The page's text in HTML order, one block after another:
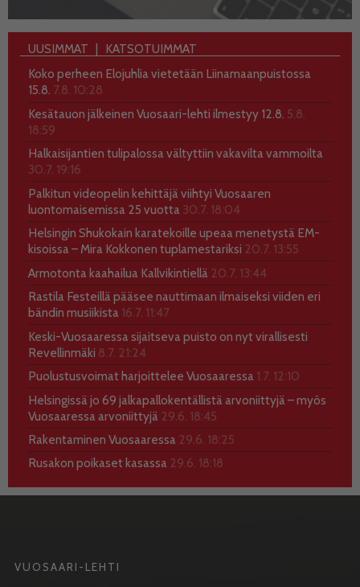
UUSIMMAT
KATSOTUIMMAT
Koko perheen Elojuhlia vietetään Liinamaanpuistossa
15.8. 7.8. 10:28
Kesätauon jälkeinen Vuosaari-lehti ilmestyy 12.8. 5.8.
18:59
Halkaisijantien tulipalossa vältyttiin vakavilta vammoilta
30.7. 19:16
Palkitun videopelin kehittäjä viihtyi Vuosaaren
luontomaisemissa 25 vuotta 30.7. 18:04
Helsingin Shukokain karatekoille upeaa menetystä EM-
kisoissa – Mira Kokkonen tuplamestariksi 20.7. 13:55
Armotonta kaahailua Kallvikintiellä 20.7. 13:44
Rastila Festeillä pääsee nauttimaan ilmaiseksi viiden eri
bändin musiikista 16.7. 11:47
Keski-Vuosaaressa sijaitseva puisto on nyt virallisesti
Revellinmäki 8.7. 21:24
Puolustusvoimat harjoittelee Vuosaaressa 1.7. 12:10
Helsingissä jo 69 jalkapallokentällistä arvoniittyjä – myös
Vuosaaressa arvoniittyjä 29.6. 18:45
Rakentaminen Vuosaaressa 29.6. 18:25
Rusakon poikaset kasassa 29.6. 18:18
VUOSAARI-LEHTI